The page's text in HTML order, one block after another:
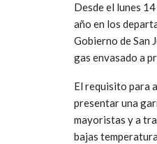
Desde el lunes
año en los
Gobierno de San
gas envasado a
El requisito para
presentar una
mayoristas y a
bajas